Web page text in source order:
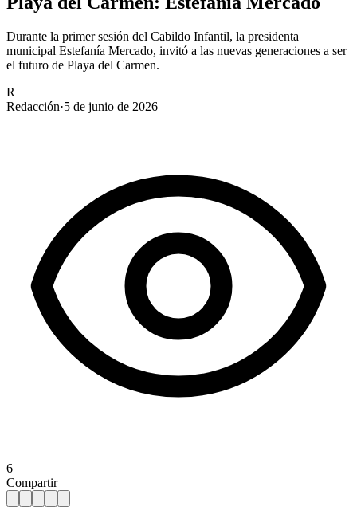
Durante la primer sesión del Cabildo Infantil, la presidenta
municipal Estefanía Mercado, invitó a las nuevas generaciones a ser
el futuro de Playa del Carmen.
R
Redacción·5 de junio de 2026
6
Compartir